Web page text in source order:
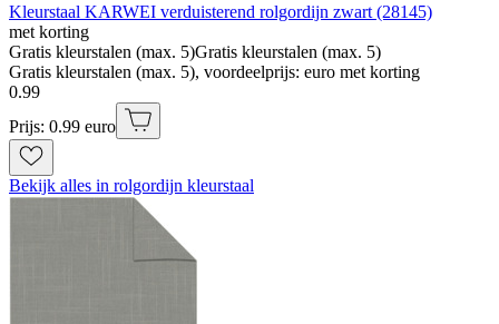
Kleurstaal KARWEI verduisterend rolgordijn zwart (28145)
met korting
Gratis kleurstalen (max. 5)Gratis kleurstalen (max. 5)
Gratis kleurstalen (max. 5), voordeelprijs: euro met korting
0.99
Prijs: 0.99 euro
Bekijk alles in rolgordijn kleurstaal